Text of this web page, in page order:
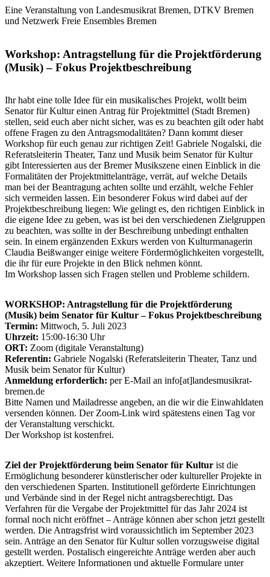
Eine Veranstaltung von Landesmusikrat Bremen, DTKV Bremen
und Netzwerk Freie Ensembles Bremen
Workshop: Antragstellung für die Projektförderung
(Musik) – Fokus Projektbeschreibung
Ihr habt eine tolle Idee für ein musikalisches Projekt, wollt beim
Senator für Kultur einen Antrag für Projektmittel (Stadt Bremen)
stellen, seid euch aber nicht sicher, was es zu beachten gilt oder habt
offene Fragen zu den Antragsmodalitäten? Dann kommt dieser
Workshop für euch genau zur richtigen Zeit! Gabriele Nogalski, die
Referatsleiterin Theater, Tanz und Musik beim Senator für Kultur
gibt Interessierten aus der Bremer Musikszene einen Einblick in die
Formalitäten der Projektmittelanträge, verrät, auf welche Details
man bei der Beantragung achten sollte und erzählt, welche Fehler
sich vermeiden lassen. Ein besonderer Fokus wird dabei auf der
Projektbeschreibung liegen: Wie gelingt es, den richtigen Einblick in
die eigene Idee zu geben, was ist bei den verschiedenen Zielgruppen
zu beachten, was sollte in der Beschreibung unbedingt enthalten
sein. In einem ergänzenden Exkurs werden von Kulturmanagerin
Claudia Beißwanger einige weitere Fördermöglichkeiten vorgestellt,
die ihr für eure Projekte in den Blick nehmen könnt.
Im Workshop lassen sich Fragen stellen und Probleme schildern.
WORKSHOP: Antragstellung für die Projektförderung
(Musik) beim Senator für Kultur – Fokus Projektbeschreibung
Termin: Mittwoch, 5. Juli 2023
Uhrzeit: 15:00-16:30 Uhr
ORT: Zoom (digitale Veranstaltung)
Referentin: Gabriele Nogalski (Referatsleiterin Theater, Tanz und
Musik beim Senator für Kultur)
Anmeldung erforderlich: per E-Mail an info[at]landesmusikrat-
bremen.de
Bitte Namen und Mailadresse angeben, an die wir die Einwahldaten
versenden können. Der Zoom-Link wird spätestens einen Tag vor
der Veranstaltung verschickt.
Der Workshop ist kostenfrei.
Ziel der Projektförderung beim Senator für Kultur ist die
Ermöglichung besonderer künstlerischer oder kultureller Projekte in
den verschiedenen Sparten. Institutionell geförderte Einrichtungen
und Verbände sind in der Regel nicht antragsberechtigt. Das
Verfahren für die Vergabe der Projektmittel für das Jahr 2024 ist
formal noch nicht eröffnet – Anträge können aber schon jetzt gestellt
werden. Die Antragsfrist wird voraussichtlich im September 2023
sein. Anträge an den Senator für Kultur sollen vorzugsweise digital
gestellt werden. Postalisch eingereichte Anträge werden aber auch
akzeptiert. Weitere Informationen und aktuelle Formulare unter